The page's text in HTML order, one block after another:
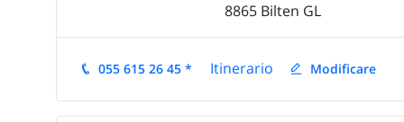
8865 Bilten GL
055 615 26 45 * Itinerario Modificare